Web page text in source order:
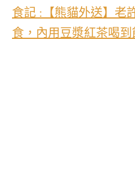
食記 :【熊貓外送】老
食，內用豆漿紅茶喝到